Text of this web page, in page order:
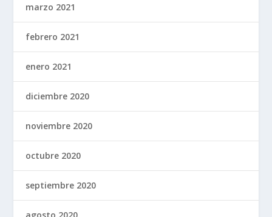
marzo 2021
febrero 2021
enero 2021
diciembre 2020
noviembre 2020
octubre 2020
septiembre 2020